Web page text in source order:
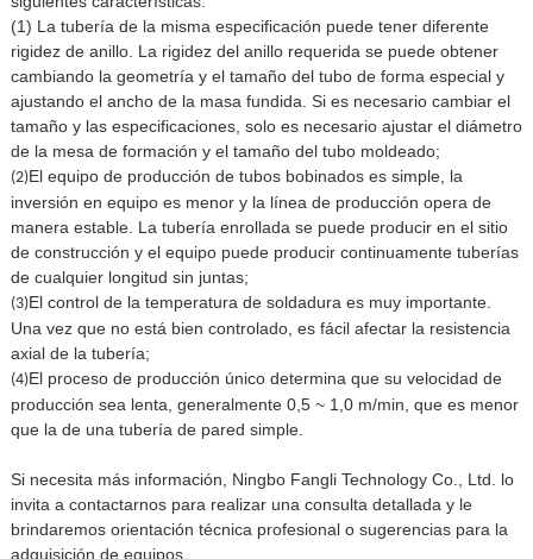
(1) La tubería de la misma especificación puede tener diferente
rigidez de anillo. La rigidez del anillo requerida se puede obtener
cambiando la geometría y el tamaño del tubo de forma especial y
ajustando el ancho de la masa fundida. Si es necesario cambiar el
tamaño y las especificaciones, solo es necesario ajustar el diámetro
de la mesa de formación y el tamaño del tubo moldeado;
(2)El equipo de producción de tubos bobinados es simple, la
inversión en equipo es menor y la línea de producción opera de
manera estable. La tubería enrollada se puede producir en el sitio
de construcción y el equipo puede producir continuamente tuberías
de cualquier longitud sin juntas;
(3)El control de la temperatura de soldadura es muy importante.
Una vez que no está bien controlado, es fácil afectar la resistencia
axial de la tubería;
(4)El proceso de producción único determina que su velocidad de
producción sea lenta, generalmente 0,5 ~ 1,0 m/min, que es menor
que la de una tubería de pared simple.
Si necesita más información, Ningbo Fangli Technology Co., Ltd. lo
invita a contactarnos para realizar una consulta detallada y le
brindaremos orientación técnica profesional o sugerencias para la
adquisición de equipos.